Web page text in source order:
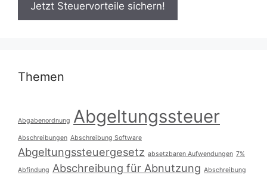
Themen
Abgabenordnung Abgeltungssteuer
Abschreibungen Abschreibung Software
Abgeltungssteuergesetz absetzbaren Aufwendungen 7%
Abfindung Abschreibung für Abnutzung Abschreibung